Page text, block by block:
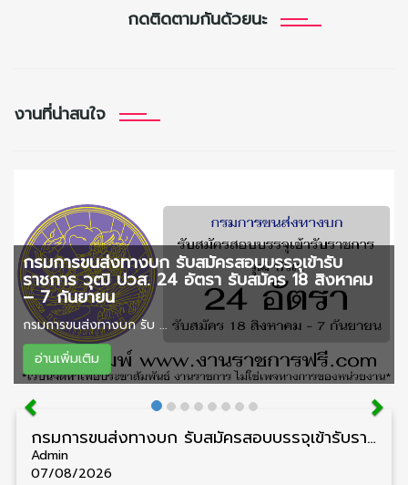
กดติดตามกันด้วยนะ
งานที่น่าสนใจ
กรมการขนส่งทางบก รับสมัครสอบบรรจุเข้ารับ
ราชการ วุฒิ ปวส. 24 อัตรา รับสมัคร 18 สิงหาคม
– 7 กันยายน
กรมการขนส่งทางบก รับ ...
อ่านเพิ่มเติม
กรมการขนส่งทางบก รับสมัครสอบบรรจุเข้ารับราชการ วุฒิ ปวส. 24 อัตรา รับสมัคร 18 สิงหาคม – 7 กันยายน
Admin
07/08/2026